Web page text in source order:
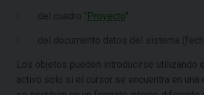
del cuadro "Proyecto"
del documento datos del sistema
Los objetos pueden introducirse utilizando
activo solo si el cursor se encuentra en